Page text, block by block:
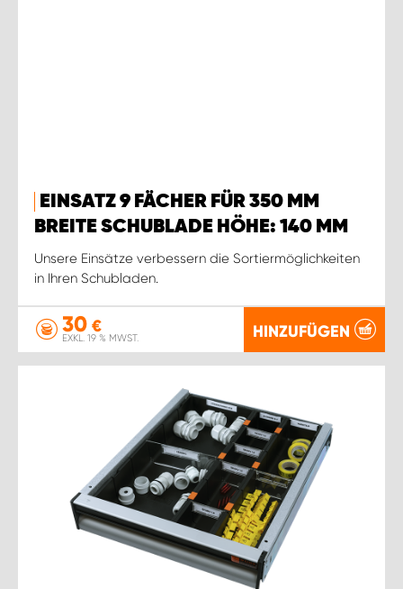
EINSATZ 9 FÄCHER FÜR 350 MM
BREITE SCHUBLADE HÖHE: 140 MM
Unsere Einsätze verbessern die Sortiermöglichkeiten
in Ihren Schubladen.
30 €
EXKL. 19 % MWST. HINZUFÜGEN